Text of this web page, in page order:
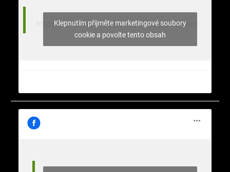
https://www.facebook.com/stromy.celakovic
Klepnutím přijměte marketingové soubory
cookie a povolte tento obsah